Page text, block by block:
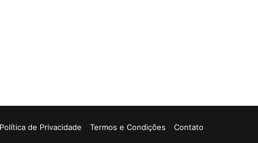
Política de Privacidade Termos e Condições Contato